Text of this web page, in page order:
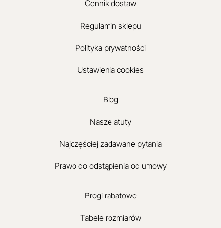
Cennik dostaw
Regulamin sklepu
Polityka prywatności
Ustawienia cookies
Blog
Nasze atuty
Najczęściej zadawane pytania
Prawo do odstąpienia od umowy
Progi rabatowe
Tabele rozmiarów